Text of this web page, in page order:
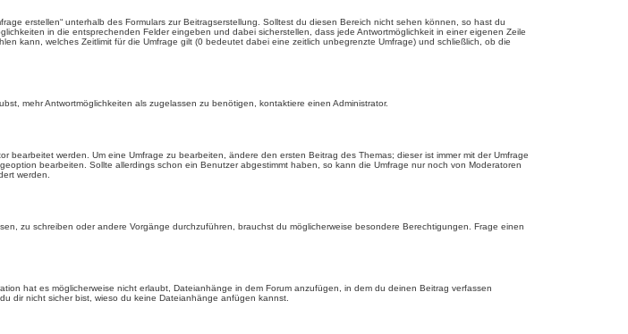
erstellen“ unterhalb des Formulars zur Beitragserstellung. Solltest du diesen Bereich nicht sehen können, so hast du
in die entsprechenden Felder eingeben und dabei sicherstellen, dass jede Antwortmöglichkeit in einer eigenen Zeile
kann, welches Zeitlimit für die Umfrage gilt (0 bedeutet dabei eine zeitlich unbegrenzte Umfrage) und schließlich, ob die
mehr Antwortmöglichkeiten als zugelassen zu benötigen, kontaktiere einen Administrator.
werden. Um eine Umfrage zu bearbeiten, ändere den ersten Beitrag des Themas; dieser ist immer mit der Umfrage
bearbeiten. Sollte allerdings schon ein Benutzer abgestimmt haben, so kann die Umfrage nur noch von Moderatoren
werden.
zu schreiben oder andere Vorgänge durchzuführen, brauchst du möglicherweise besondere Berechtigungen. Frage einen
hat es möglicherweise nicht erlaubt, Dateianhänge in dem Forum anzufügen, in dem du deinen Beitrag verfassen
dir nicht sicher bist, wieso du keine Dateianhänge anfügen kannst.